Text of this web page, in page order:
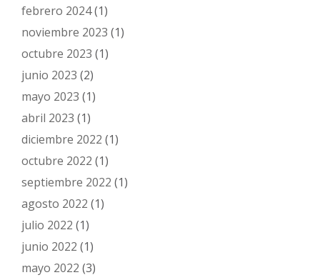
febrero 2024(1)
noviembre 2023 (1)
octubre 2023 (1)
junio 2023 (2)
mayo 2023 (1)
abril 2023 (1)
diciembre 2022 (1)
octubre 2022 (1)
septiembre 2022 (1)
agosto 2022 (1)
julio 2022 (1)
junio 2022 (1)
mayo 2022 (3)